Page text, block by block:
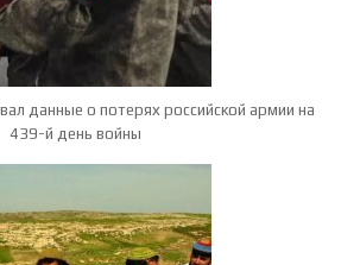
данные о потерях российской армии на
439-й день войны